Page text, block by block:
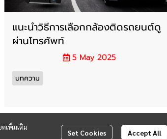
แนะนำวิธีการเลือกกล้องติดรถยนต์ดู
ผ่านโทรศัพท์
5 May 2025
บทความ
เพิ่มเติม
Set Cookies Accept All